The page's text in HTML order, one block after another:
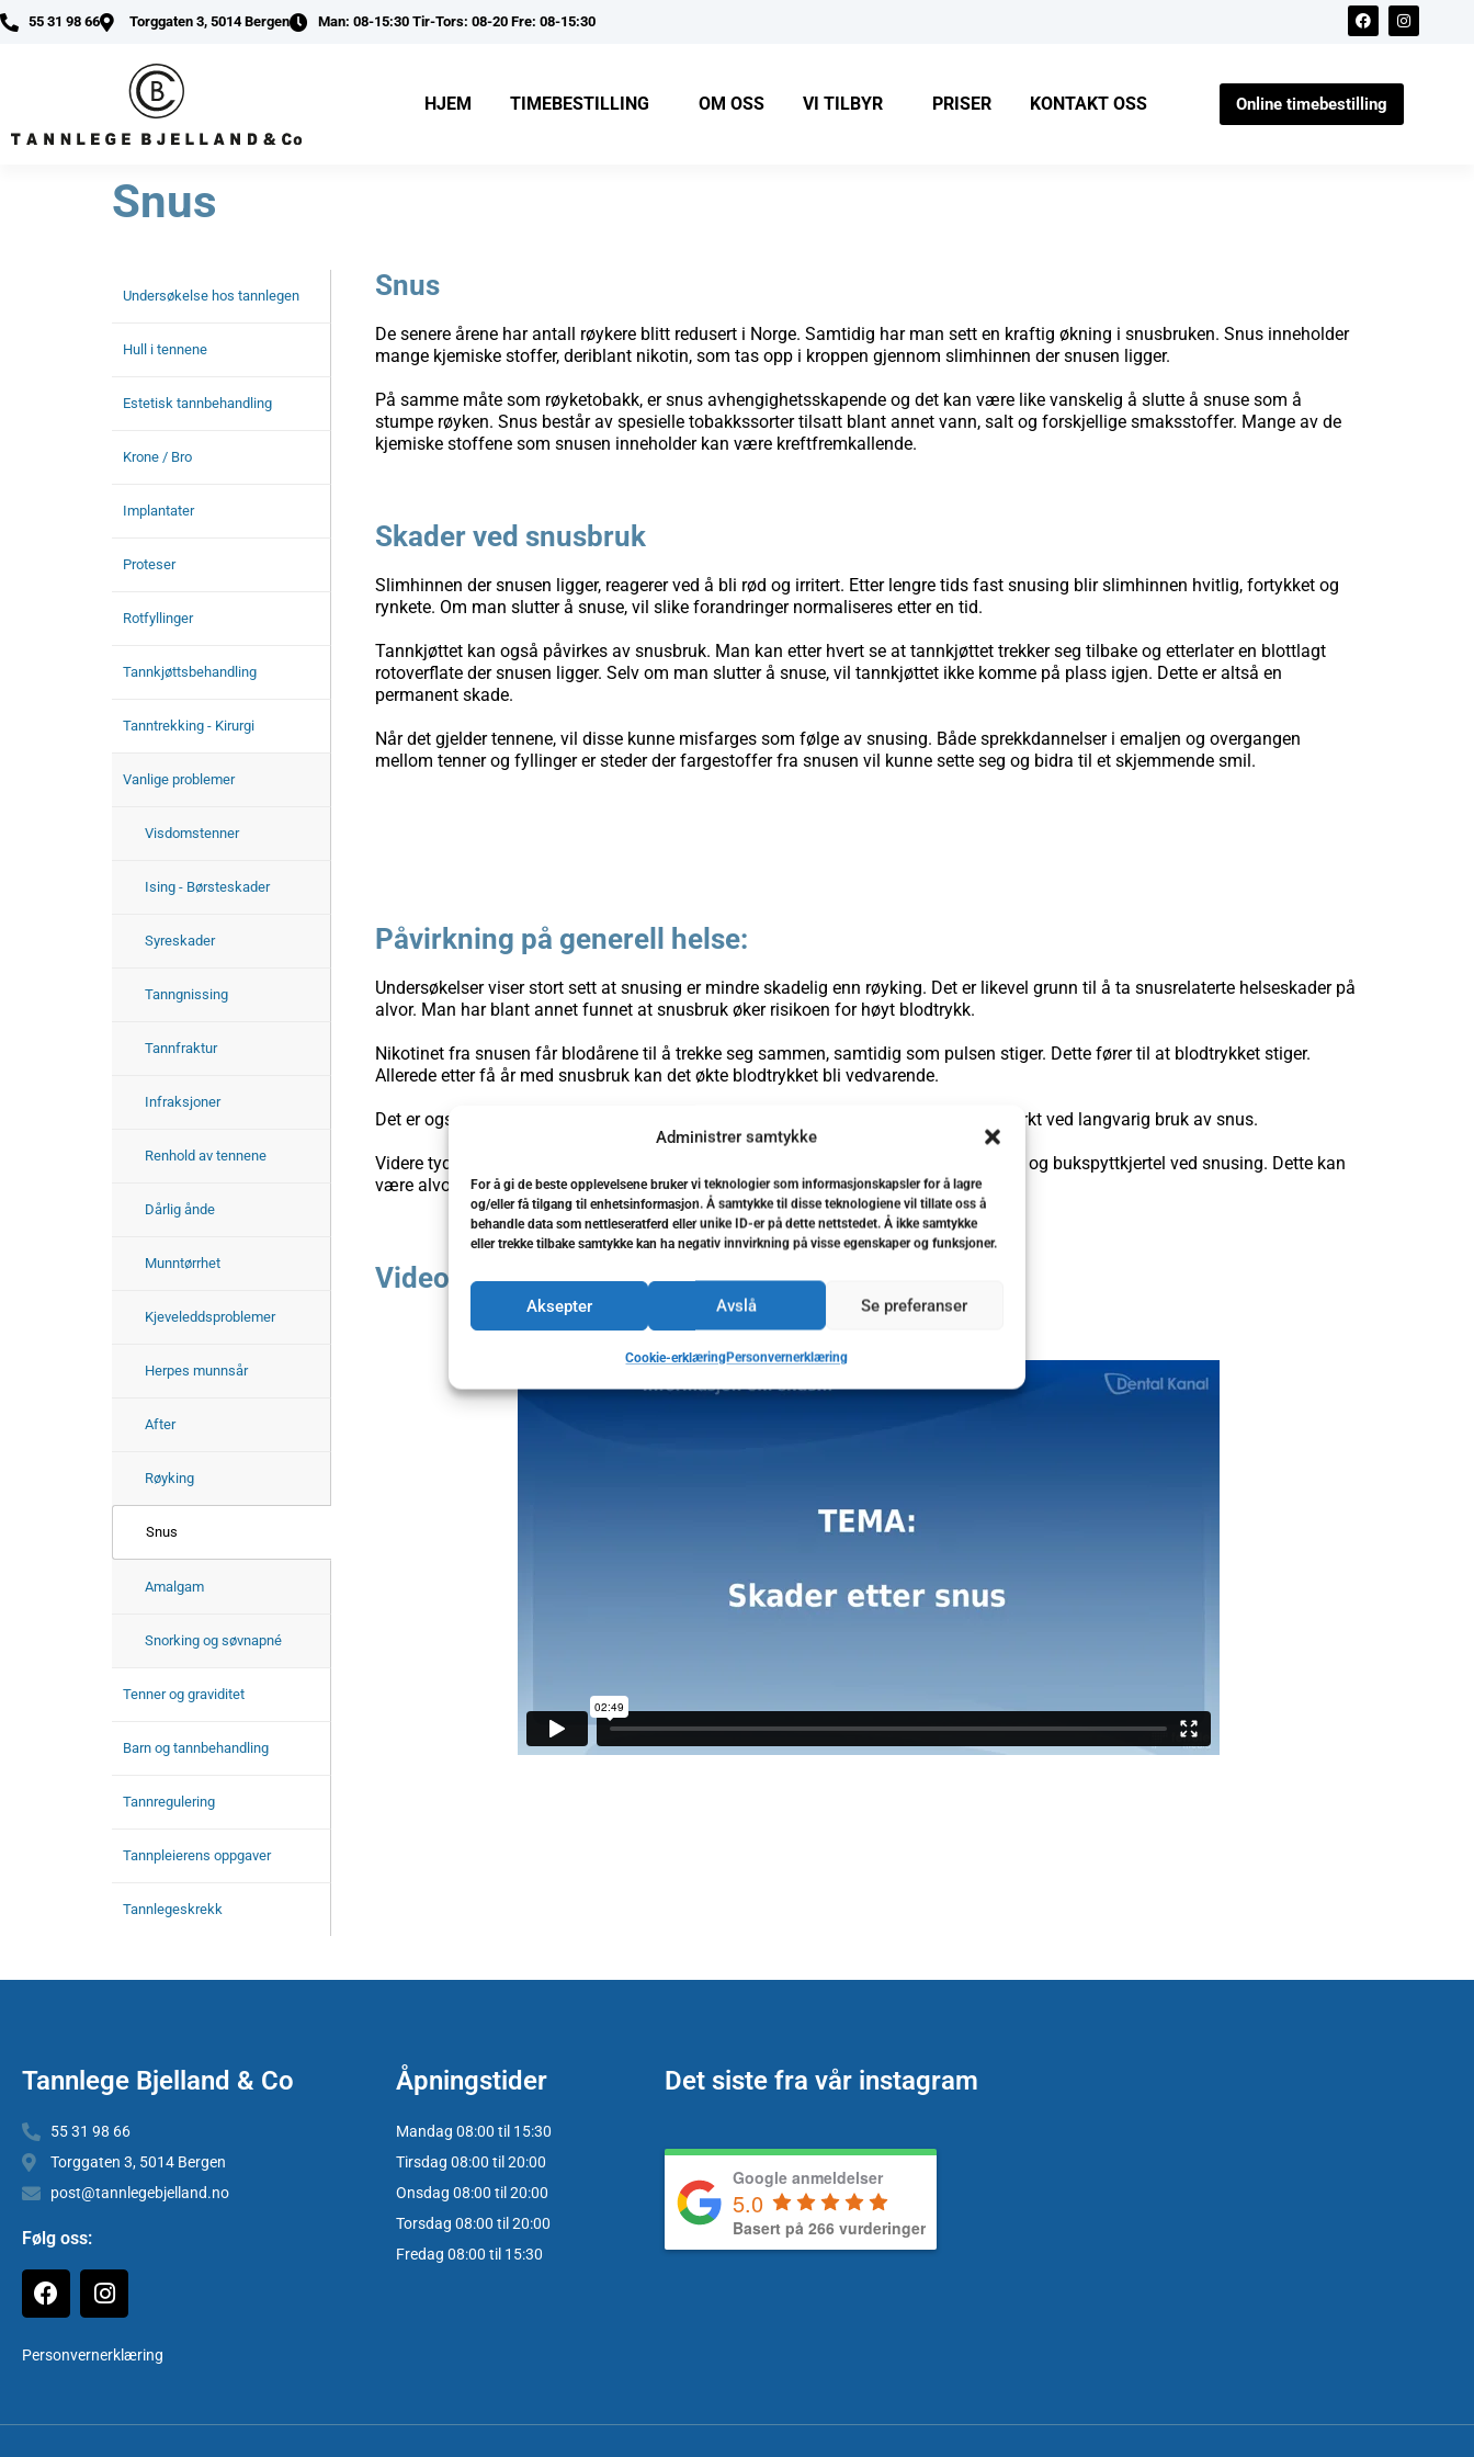
Administrer samtykke
For å gi de beste opplevelsene bruker vi teknologier som informasjonskapsler for å lagre
og/eller få tilgang til enhetsinformasjon. Å samtykke til disse teknologiene vil tillate oss å
behandle data som nettleseratferd eller unike ID-er på dette nettstedet. Å ikke samtykke
eller trekke tilbake samtykke kan ha negativ innvirkning på visse egenskaper og funksjoner.
Aksepter Avslå Se preferanser
Cookie-erklæringPersonvernerklæring
55 31 98 66 Torggaten 3, 5014 Bergen Man: 08-15:30 Tir-Tors: 08-20 Fre: 08-15:30
HJEM TIMEBESTILLING OM OSS VI TILBYR PRISER KONTAKT OSS Online timebestilling
Snus
Undersøkelse hos tannlegen
Hull i tennene
Estetisk tannbehandling
Krone / Bro
Implantater
Proteser
Rotfyllinger
Tannkjøttsbehandling
Tanntrekking - Kirurgi
Vanlige problemer
Visdomstenner
Ising - Børsteskader
Syreskader
Tanngnissing
Tannfraktur
Infraksjoner
Renhold av tennene
Dårlig ånde
Munntørrhet
Kjeveleddsproblemer
Herpes munnsår
After
Røyking
Snus
Amalgam
Snorking og søvnapné
Tenner og graviditet
Barn og tannbehandling
Tannregulering
Tannpleierens oppgaver
Tannlegeskrekk
Snus
De senere årene har antall røykere blitt redusert i Norge. Samtidig har man sett en kraftig økning i snusbruken. Snus inneholder
mange kjemiske stoffer, deriblant niko­tin, som tas opp i kroppen gjennom slimhinnen der snus­en ligger.
På samme måte som røyketobakk, er snus avhen­gighetsskapende og det kan være like vanskelig å slutte å snuse som å
stumpe røyken. Snus består av spesielle tobakkssorter tilsatt blant annet vann, salt og forskjellige smaksstoffer. Mange av de
kjemiske stoffene som snus­en inneholder kan være kreftfremkallende.
Skader ved snusbruk
Slimhinnen der snusen ligger, reagerer ved å bli rød og irritert. Etter lengre tids fast snusing blir slimhinnen hvitlig, fortykket og
rynkete. Om man slutter å snuse, vil slike forandringer normaliseres etter en tid.
Tannkjøttet kan også påvirkes av snusbruk. Man kan et­ter hvert se at tannkjøttet trekker seg tilbake og etterlater en blottlagt
rotoverflate der snusen ligger. Selv om man slutter å snuse, vil tannkjøttet ikke komme på plass igjen. Dette er altså en
permanent skade.
Når det gjelder tennene, vil disse kunne misfarges som følge av snusing. Både sprekkdannelser i emaljen og overgangen
mellom tenner og fyllinger er steder der fargestoffer fra snusen vil kunne sette seg og bidra til et skjemmende smil.
Påvirkning på generell helse:
Undersøkelser viser stort sett at snusing er mindre skadelig enn røyking. Det er likevel grunn til å ta snusrelaterte helseskader på
alvor. Man har blant annet funnet at snusbruk øker risikoen for høyt blodtrykk.
Nikotinet fra snusen får blodårene til å trekke seg sammen, samtidig som pulsen stiger. Dette fører til at blodtrykket stiger.
Allerede etter få år med snusbruk kan det økte blodtrykket bli vedvarende.
Det er også undersøkelser som har funnet økt risiko for diabetes type 2 og hjerteinfarkt ved lang­varig bruk av snus.
Videre tyder det på at man har en økt risiko for utvikling av kreft i munnhule, spiserør og bukspytt­kjertel ved snusing. Dette kan
være alvorlige kreftformer med høy dødelighet.
Video
Tannlege Bjelland & Co
55 31 98 66
Torggaten 3, 5014 Bergen
post@tannlegebjelland.no
Følg oss:
Personvernerklæring
Åpningstider
Mandag 08:00 til 15:30
Tirsdag 08:00 til 20:00
Onsdag 08:00 til 20:00
Torsdag 08:00 til 20:00
Fredag 08:00 til 15:30
Det siste fra vår instagram
Google anmeldelser
5.0
Basert på 266 vurderinger